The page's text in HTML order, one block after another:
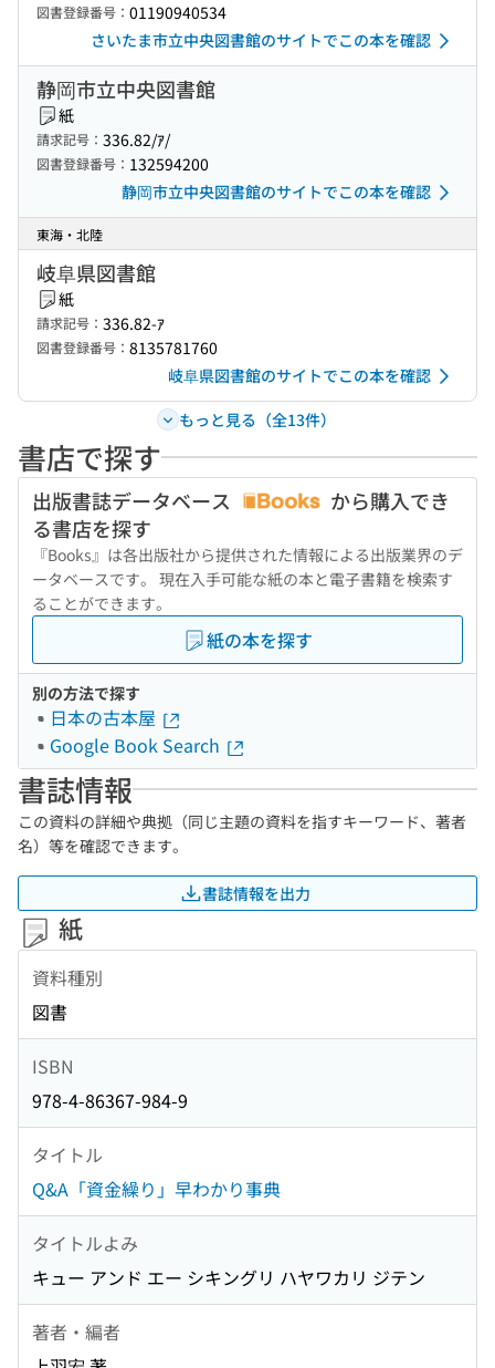
図書登録番号： 01190940534
さいたま市立中央図書館のサイトでこの本を確認
静岡市立中央図書館
紙
請求記号： 336.82/ｱ/
図書登録番号： 132594200
静岡市立中央図書館のサイトでこの本を確認
東海・北陸
岐阜県図書館
紙
請求記号： 336.82-ｱ
図書登録番号： 8135781760
岐阜県図書館のサイトでこの本を確認
もっと見る（全13件）
書店で探す
出版書誌データベース
から購入でき
る書店を探す
『Books』は各出版社から提供された情報による出版業界のデ
ータベースです。 現在入手可能な紙の本と電子書籍を検索す
ることができます。
紙の本を探す
別の方法で探す
日本の古本屋
Google Book Search
書誌情報
この資料の詳細や典拠（同じ主題の資料を指すキーワード、著者
名）等を確認できます。
書誌情報を出力
紙
資料種別
図書
ISBN
978-4-86367-984-9
タイトル
Q&A「資金繰り」早わかり事典
タイトルよみ
キュー アンド エー シキングリ ハヤワカリ ジテン
著者・編者